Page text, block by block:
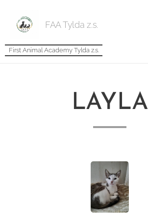
FAA Tylda z.s.
First Animal Academy Tylda z.s.
LAYLA